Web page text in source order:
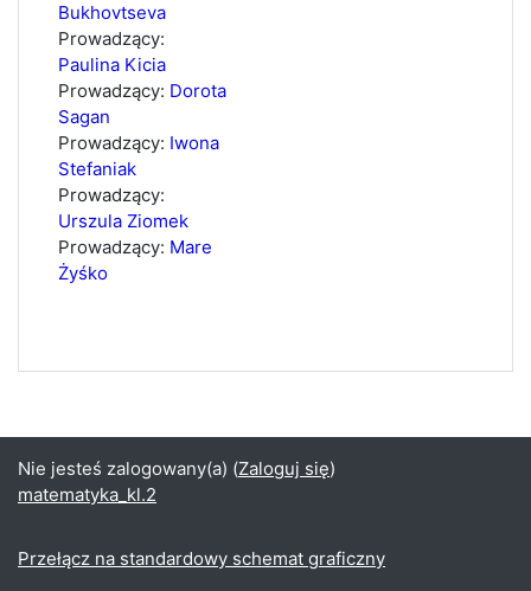
Bukhovtseva
Prowadzący:
Paulina Kicia
Prowadzący: Dorota
Sagan
Prowadzący: Iwona
Stefaniak
Prowadzący:
Urszula Ziomek
Prowadzący: Mare
Żyśko
Nie jesteś zalogowany(a) (Zaloguj się)
matematyka_kl.2
Przełącz na standardowy schemat graficzny